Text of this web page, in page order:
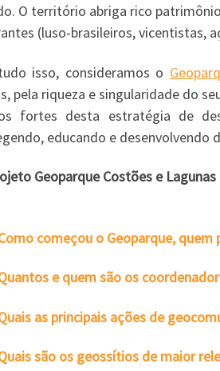
O território abriga rico
(luso-brasileiros, vicentistas,
isso, consideramos o
pela riqueza e singularidade do
fortes desta estratégia de
educando e desenvolvendo
Geoparque Costões e
começou o Geoparque,
e quem são os
as principais ações de
são os geossítios de maior